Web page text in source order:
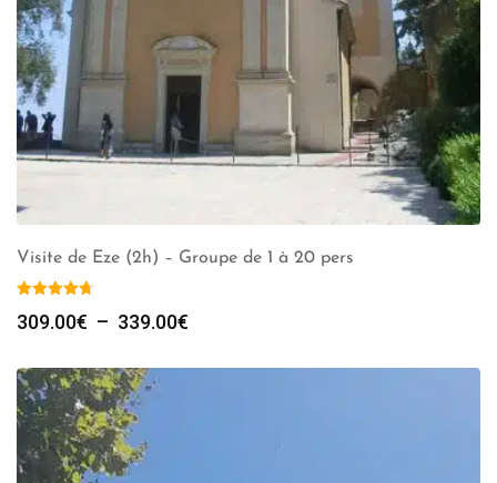
Visite de Eze (2h) – Groupe de 1 à 20 pers
309.00€ – 339.00€
prix :